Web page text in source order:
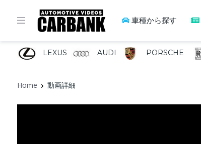
車種から探す
LEXUS AUDI PORSCHE
Home 動画詳細